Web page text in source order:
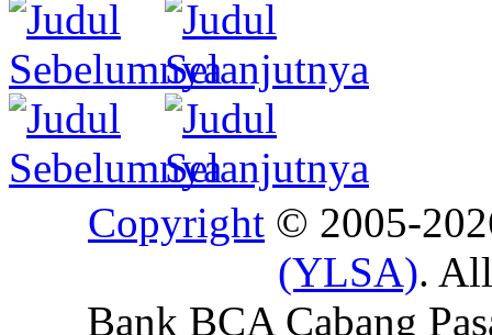
Copyright © 2005-
(YLSA).
Bank BCA Cabang